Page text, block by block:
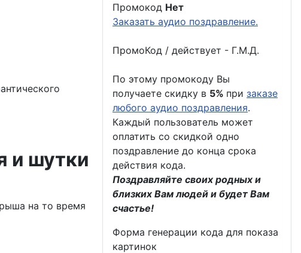
и шутки
на то время
Промокод Нет
Заказать аудио поздравление.
ПромоКод / действует - Г.М.Д.
По этому промокоду Вы
получаете скидку в 5% при заказе
любого аудио поздравления.
Каждый пользователь может
оплатить со скидкой одно
поздравление до конца срока
действия кода.
Поздравляйте своих родных и
близких Вам людей и будет Вам
счастье!
Форма генерации кода для показа
картинок